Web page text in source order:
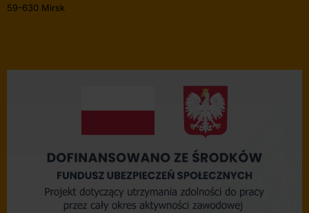
59-630 Mirsk